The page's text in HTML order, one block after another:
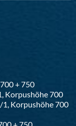
+ 750
Korpushöhe 700
Korpushöhe 700
+ 750